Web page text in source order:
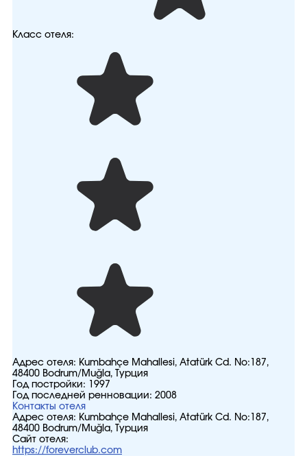
Класс отеля:
Адрес отеля: Kumbahçe Mahallesi, Atatürk Cd. No:187,
48400 Bodrum/Muğla, Турция
Год постройки:
1997
Год последней ренновации: 2008
Контакты отеля
Адрес отеля: Kumbahçe Mahallesi, Atatürk Cd. No:187,
48400 Bodrum/Muğla, Турция
Сайт отеля:
https://foreverclub.com